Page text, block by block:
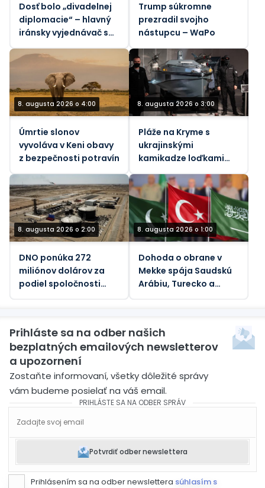
Dosť bolo „divadelnej
diplomacie“ – hlavný
iránsky vyjednávač s
Trumpom
Trump súkromne
prezradil svojho
nástupcu – WaPo
8. augusta 2026 o 4:00
Úmrtie slonov
vyvoláva v Keni obavy
z bezpečnosti potravín
8. augusta 2026 o 3:00
Pláže na Kryme s
ukrajinskými
kamikadze loďkami
pre telesne
postihnutých –
oficiálne
8. augusta 2026 o 2:00
DNO ponúka 272
miliónov dolárov za
podiel spoločnosti
8. augusta 2026 o 1:00
Dohoda o obrane v
Mekke spája Saudskú
Arábiu, Turecko a
Prihláste sa na odber našich
bezplatných emailových newsletterov
a upozornení
Zostaňte informovaní, všetky dôležité správy
vám budeme posielať na váš email.
PRIHLÁSTE SA NA ODBER SPRÁV
Potvrdiť odber newslettera
Prihlásením sa na odber newslettera súhlasím s